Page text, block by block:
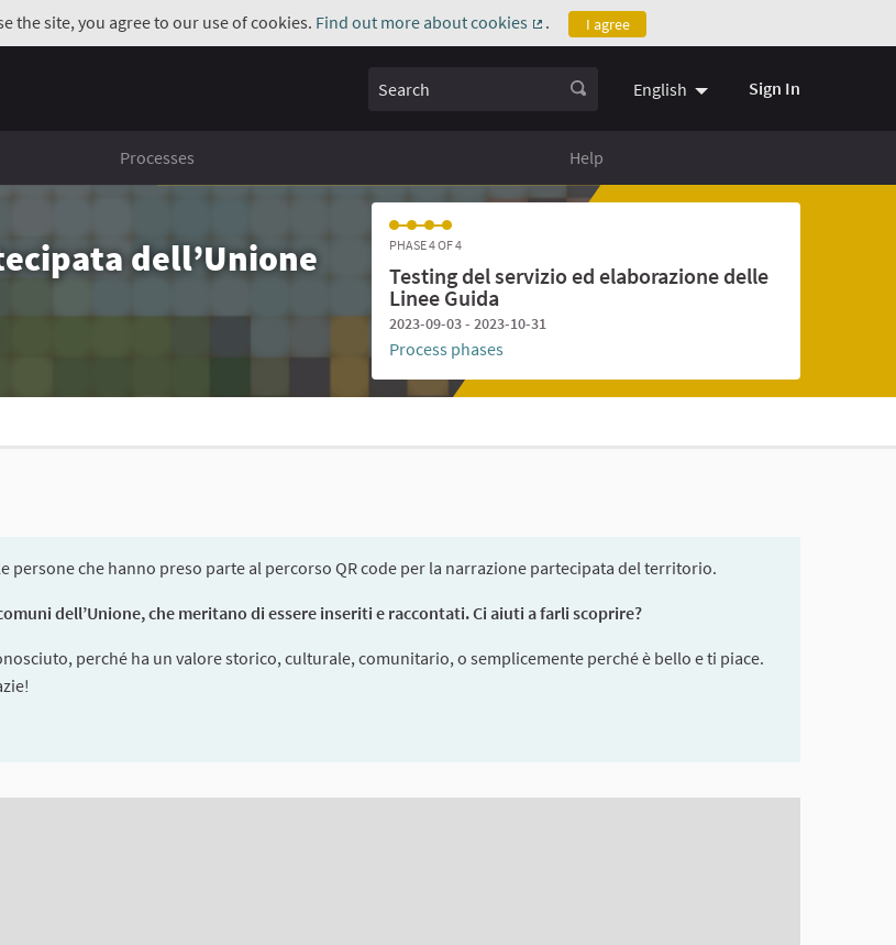
the site, you agree to our use of cookies. Find out more about cookies
(External link)
. I agree
Search English Sign In
Processes Help
dell’Unione
PHASE 4 OF 4
Testing del servizio ed elaborazione delle
Linee Guida
2023-09-03 - 2023-10-31
Process phases
persone che hanno preso parte al percorso QR code per la narrazione partecipata del territorio.
dell’Unione, che meritano di essere inseriti e raccontati. Ci aiuti a farli scoprire?
perché ha un valore storico, culturale, comunitario, o semplicemente perché è bello e ti piace.
as map points. The element can be used with a screen reader but it may be hard to understand.